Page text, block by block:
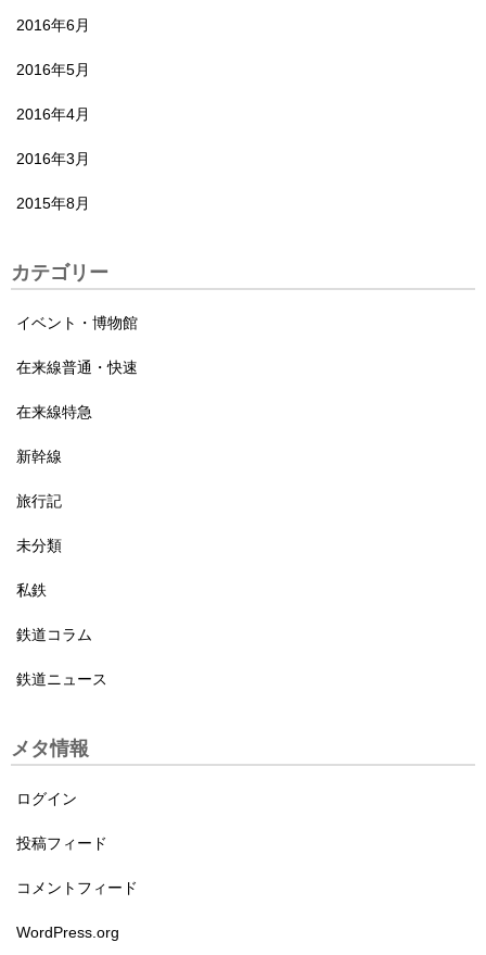
2016年6月
2016年5月
2016年4月
2016年3月
2015年8月
カテゴリー
イベント・博物館
在来線普通・快速
在来線特急
新幹線
旅行記
未分類
私鉄
鉄道コラム
鉄道ニュース
メタ情報
ログイン
投稿フィード
コメントフィード
WordPress.org